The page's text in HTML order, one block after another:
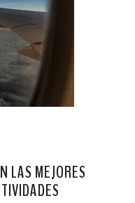
LAS MEJORES